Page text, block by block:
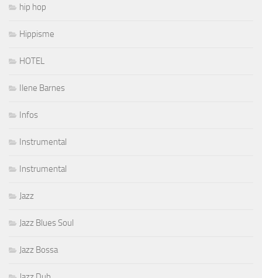
hip hop
Hippisme
HOTEL
Ilene Barnes
Infos
Instrumental
Instrumental
Jazz
Jazz Blues Soul
Jazz Bossa